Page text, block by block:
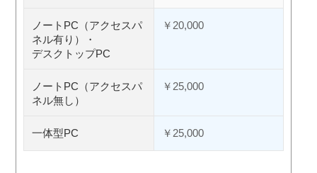
ノートPC（アクセスパ
ネル有り）・
デスクトップPC
￥20,000
ノートPC（アクセスパ
ネル無し）
￥25,000
一体型PC ￥25,000